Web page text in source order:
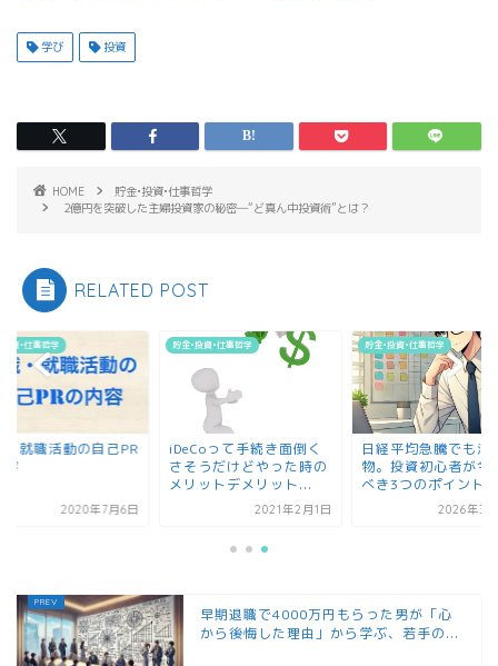
学び 投資
HOME
貯金•投資•仕事哲学
2億円を突破した主婦投資家の秘密―“ど真ん中投資術”とは？
RELATED POST
資•仕事哲学
・就職活動の自己PR
容
2020年7月6日
貯金•投資•仕事哲学
iDeCoって手続き面倒く
さそうだけどやった時の
メリットデメリット...
2021年2月1日
貯金•投資•仕事哲学
日経平均急騰でも油
物。投資初心者が今
べき3つのポイント
2026年3
早期退職で4000万円もらった男が「心
から後悔した理由」から学ぶ、若手の...